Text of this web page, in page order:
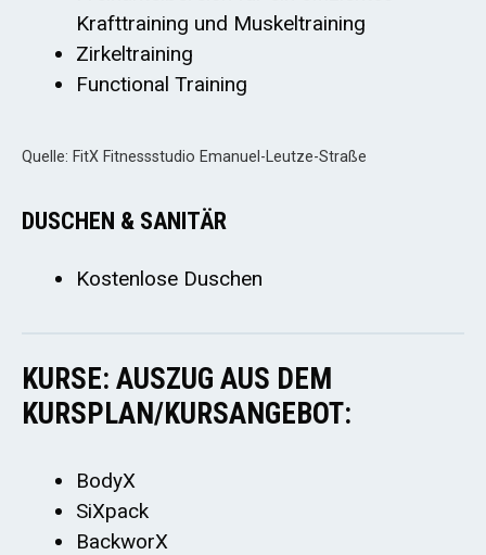
Krafttraining und Muskeltraining
Zirkeltraining
Functional Training
Quelle: FitX Fitnessstudio Emanuel-Leutze-Straße
DUSCHEN & SANITÄR
Kostenlose Duschen
KURSE: AUSZUG AUS DEM
KURSPLAN/KURSANGEBOT:
BodyX
SiXpack
BackworX